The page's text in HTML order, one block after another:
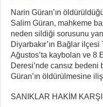
Narin Güran’ın
Salim Güran, mahkeme
neden sildiği sorusunu
Diyarbakır’ın Bağlar
Ağustos’ta kaybolan ve 8
Deresi’nde cansız
Güran’ın öldürülmesine
SANIKLAR HAKİM